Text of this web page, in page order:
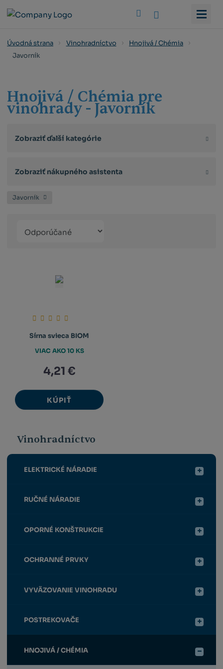
Úvodná strana Vinohradníctvo
Hnojivá / Chémia
Javorník
Hnojivá / Chémia pre
vinohrady - Javorník
Zobraziť ďalší kategórie
Zobraziť nákupného asistenta
Javorník
produktů
Sírna svieca BIOM
4,21 €
KÚPIŤ
VIAC AKO 10 KS
Vinohradníctvo
ELEKTRICKÉ NÁRADIE
RUČNÉ NÁRADIE
OPORNÉ KONŠTRUKCIE
OCHRANNÉ PRVKY
VYVÄZOVANIE VINOHRADU
POSTREKOVAČE
HNOJIVÁ / CHÉMIA